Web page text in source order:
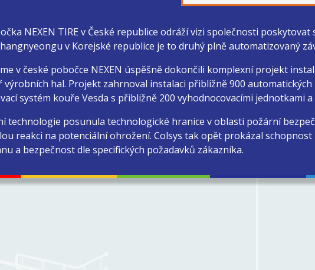
NEXEN TIRE v České republice odráží vizi společnosti
v Korejské republice je to druhý plně automatizovaný
v české pobočce NEXEN úspěšně dokončili komplexní projekt
výrobních hal. Projekt zahrnoval instalaci přibližně 900
systém kouře Vesda s přibližně 200 vyhodnocovacími jednotkami
technologie posunula technologické hranice v oblasti požární
reakci na potenciální ohrožení. Colsys tak opět prokázal
a bezpečnost dle specifických požadavků zákazníka.